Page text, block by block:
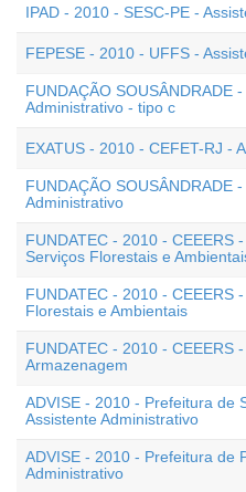
IPAD - 2010 - SESC-PE -
FEPESE - 2010 - UFFS -
FUNDAÇÃO SOUSÂNDRADE
Administrativo - tipo c
EXATUS - 2010 - CEFET-RJ -
FUNDAÇÃO SOUSÂNDRADE
Administrativo
FUNDATEC - 2010 - CEEERS
Serviços Florestais e
FUNDATEC - 2010 - CEEERS
Florestais e Ambientais
FUNDATEC - 2010 - CEEERS
Armazenagem
ADVISE - 2010 - Prefeitura de
Assistente Administrativo
ADVISE - 2010 - Prefeitura de
Administrativo